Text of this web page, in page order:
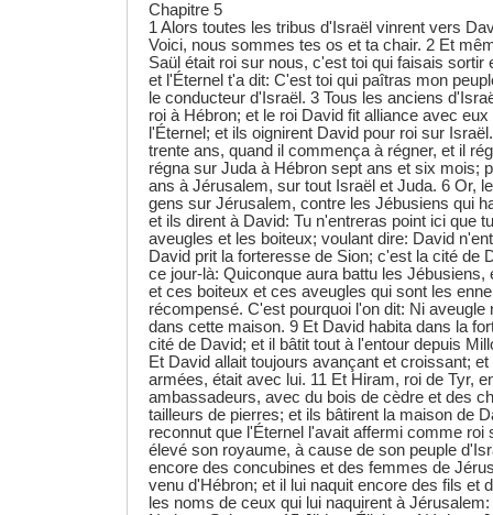
Chapitre 5
1 Alors toutes les tribus d'Israël vinrent vers
Voici, nous sommes tes os et ta chair. 2 Et
Saül était roi sur nous, c'est toi qui faisais sortir
et l'Éternel t'a dit: C'est toi qui paîtras mon
le conducteur d'Israël. 3 Tous les anciens
roi à Hébron; et le roi David fit alliance avec
l'Éternel; et ils oignirent David pour roi sur
trente ans, quand il commença à régner, et il
régna sur Juda à Hébron sept ans et six mois;
ans à Jérusalem, sur tout Israël et Juda. 6 Or,
gens sur Jérusalem, contre les Jébusiens qui
et ils dirent à David: Tu n'entreras point ici que
aveugles et les boiteux; voulant dire: David
David prit la forteresse de Sion; c'est la cité de
ce jour-là: Quiconque aura battu les Jébusiens,
et ces boiteux et ces aveugles qui sont les
récompensé. C'est pourquoi l'on dit: Ni aveugle
dans cette maison. 9 Et David habita dans la
cité de David; et il bâtit tout à l'entour depuis
Et David allait toujours avançant et croissant;
armées, était avec lui. 11 Et Hiram, roi de Tyr,
ambassadeurs, avec du bois de cèdre et des
tailleurs de pierres; et ils bâtirent la maison de
reconnut que l'Éternel l'avait affermi comme roi
élevé son royaume, à cause de son peuple
encore des concubines et des femmes de
venu d'Hébron; et il lui naquit encore des fils et
les noms de ceux qui lui naquirent à